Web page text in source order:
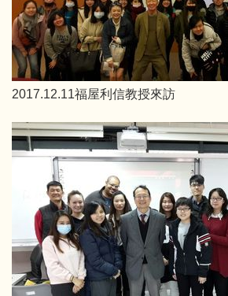
2017.12.11福屋利信教授來訪